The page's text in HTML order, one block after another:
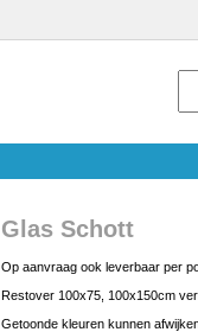
Glas Schott
Op aanvraag ook leverbaar per
Restover 100x75, 100x150cm
Getoonde kleuren kunnen